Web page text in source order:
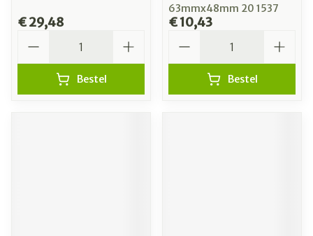
€ 29,48
Bestel
63mmx48mm 20 1537
€ 10,43
Bestel